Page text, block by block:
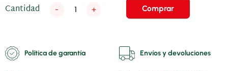
Cantidad - + Comprar
Política de garantía Envíos y devoluciones